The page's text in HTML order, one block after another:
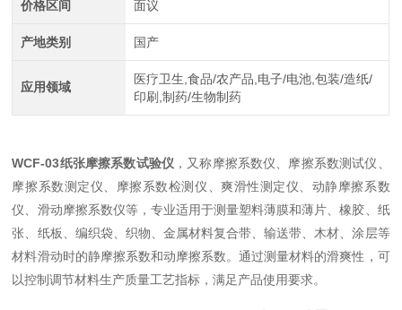
价格区间 面议
产地类别 国产
应用领域
医疗卫生,食品/农产品,电子/电池,包装/造纸/
印刷,制药/生物制药
WCF-03纸张摩擦系数试验仪 ，又称摩擦系数仪、摩擦系数测试仪、
摩擦系数测定仪、摩擦系数检测仪、爽滑性测定仪、动静摩擦系数
仪、滑动摩擦系数仪等，专业适用于测量塑料薄膜和薄片、橡胶、纸
张、纸板、编织袋、织物、金属材料复合带、输送带、木材、涂层等
材料滑动时的静摩擦系数和动摩擦系数。通过测量材料的滑爽性，可
以控制调节材料生产质量工艺指标，满足产品使用要求。